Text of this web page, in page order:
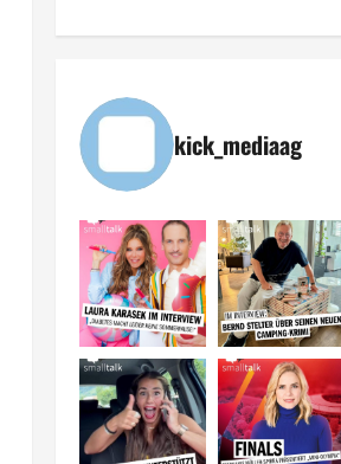
kick_mediaag